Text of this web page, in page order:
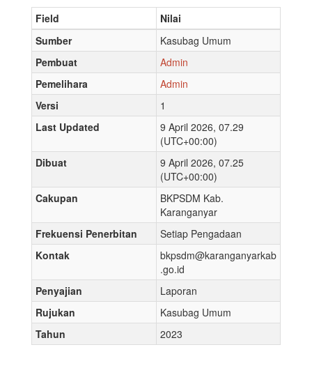
Field
Nilai
Sumber
Kasubag Umum
Pembuat
Admin
Pemelihara
Admin
Versi
1
Last Updated
9 April 2026, 07.29
(UTC+00:00)
Dibuat
9 April 2026, 07.25
(UTC+00:00)
Cakupan
BKPSDM Kab.
Karanganyar
Frekuensi Penerbitan
Setiap Pengadaan
Kontak
bkpsdm@karanganyarkab
.go.id
Penyajian
Laporan
Rujukan
Kasubag Umum
Tahun
2023